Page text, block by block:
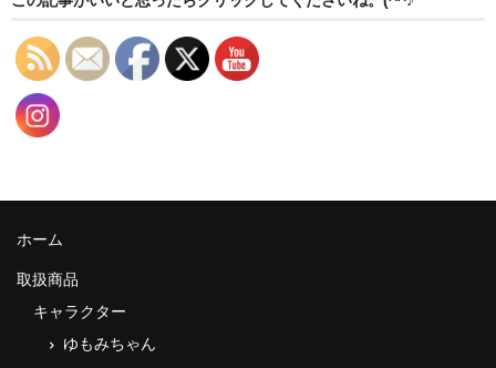
日用品・雑貨
衣類
会社情報
会社理念
ホーム
取扱商品
キャラクター
ゆもみちゃん